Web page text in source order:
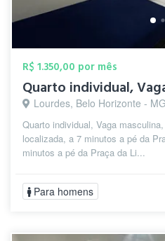
R$ 1.350,00 por mês
Quarto individual,
Lourdes, Belo Horizonte - MG
Quarto individual, Vaga
localizada, a 7 minutos a pé da
minutos a pé da Praça da Li...
Para homens